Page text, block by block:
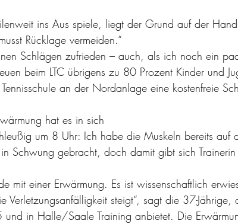
ins Aus spiele, liegt der Grund auf der
Rücklage vermeiden.“
Schlägen zufrieden – auch, als ich noch ein
beim LTC übrigens zu 80 Prozent Kinder und
an der Nordanlage eine kostenfreie
hat es in sich
um 8 Uhr: Ich habe die Muskeln bereits auf
Schwung gebracht, doch damit gibt sich
mit einer Erwärmung. Es ist wissenschaftlich
Verletzungsanfälligkeit steigt“, sagt die 37-Jährige,
in Halle/Saale Training anbietet. Die